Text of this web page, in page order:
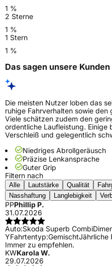
1 %
2 Sterne
1 %
1 Stern
1 %
Das sagen unsere Kunden
Die meisten Nutzer loben das
ruhige Fahrverhalten sowie den
Viele schätzen zudem den
ordentliche Laufleistung. Einige
Verschleiß und gelegentlich
Niedriges Abrollgeräusch
Präzise Lenkansprache
Guter Grip
Filtern nach
Alle Lautstärke Qualität
Nasshaftung
Langlebigkeit
PPPhillip P.
31.07.2026
Auto:Skoda Superb Combi
YFahrtentyp:GemischtJährliche
Immer zu empfehlen.
KWKarola W.
29.07.2026